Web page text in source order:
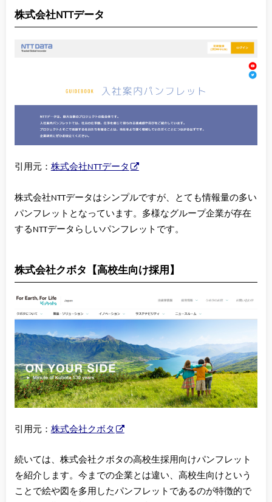
株式会社NTTデータ
引用元： 株式会社NTTデータ
株式会社NTTデータはシンプルですが、とても情報量の多い
パンフレットとなっています。多様なグループ企業が存在
するNTTデータらしいパンフレットです。
株式会社クボタ【高校生向け採用】
引用元： 株式会社クボタ
続いては、株式会社クボタの高校生採用向けパンフレット
を紹介します。今までの企業とは違い、高校生向けという
ことで絵や図を多用したパンフレットであるのが特徴的で